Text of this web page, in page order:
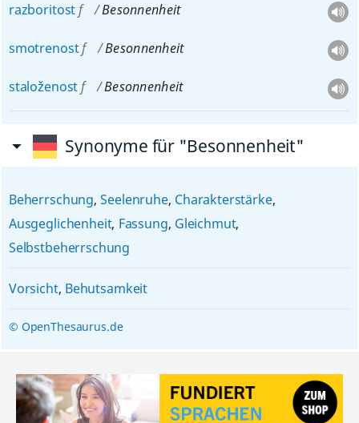
razboritostf Besonnenheit
smotrenostf Besonnenheit
staloženostf Besonnenheit
Synonyme für "Besonnenheit"
Beherrschung,Seelenruhe, Charakterstärke,
Ausgeglichenheit, Fassung, Gleichmut,
Selbstbeherrschung
Vorsicht, Behutsamkeit
© OpenThesaurus.de